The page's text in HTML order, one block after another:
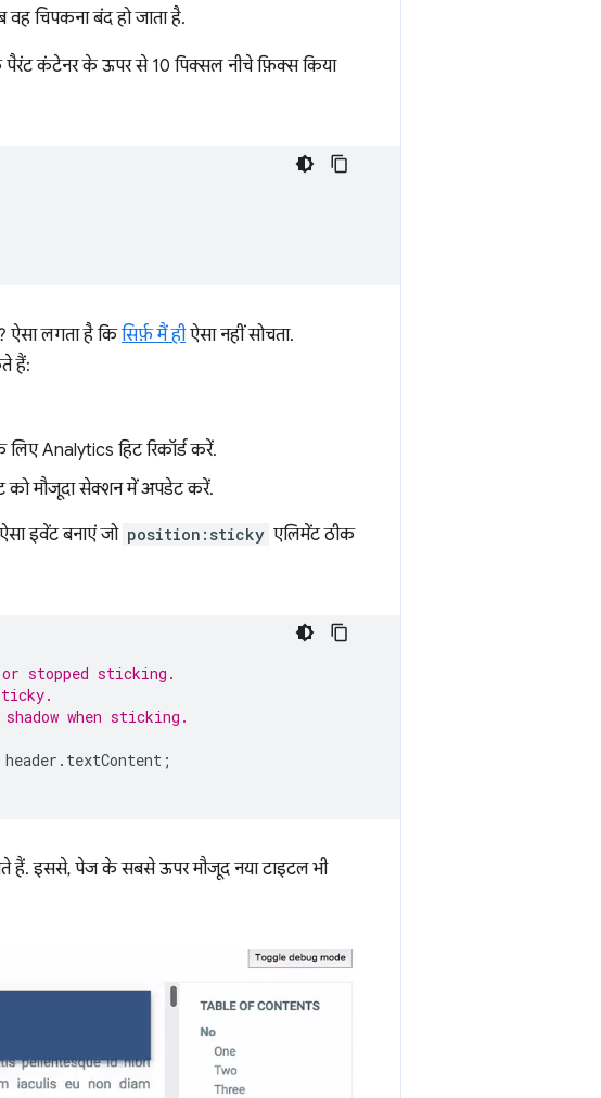
चिपकना बंद हो जाता है.
कंटेनर के ऊपर से 10 पिक्सल नीचे फ़िक्स किया
ऐसा लगता है किसिर्फ़ मैं हीऐसा नहीं सोचता.
हैं:
Analytics हिट रिकॉर्ड करें.
को मौजूदा सेक्शन में अपडेट करें.
इवेंट बनाएं जो position:sticky एलिमेंट ठीक
stopped sticking.
when sticking.
header . textContent ;
हैं. इससे, पेज के सबसे ऊपर मौजूद नया टाइटल भी